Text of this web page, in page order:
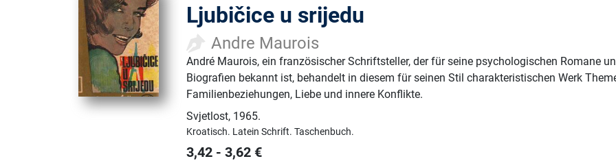
Ljubičice u srijedu
Andre Maurois
André Maurois, ein französischer Schriftsteller, der für seine psychologischen Romane
Biografien bekannt ist, behandelt in diesem für seinen Stil charakteristischen Werk
Familienbeziehungen, Liebe und innere Konflikte.
Svjetlost, 1965.
Kroatisch. Latein Schrift.Taschenbuch.
3,42 -3,62 €